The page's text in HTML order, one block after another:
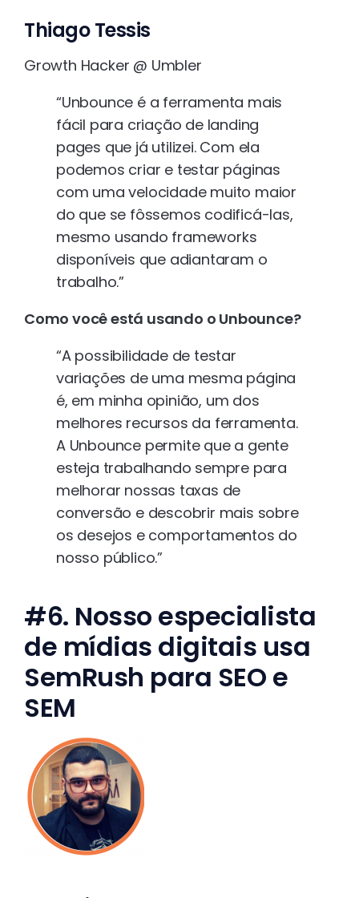
Thiago Tessis
Growth Hacker @ Umbler
“Unbounce é a ferramenta mais
fácil para criação de landing
pages que já utilizei. Com ela
podemos criar e testar páginas
com uma velocidade muito maior
do que se fôssemos codificá-las,
mesmo usando frameworks
disponíveis que adiantaram o
trabalho.”
Como você está usando o Unbounce?
“A possibilidade de testar
variações de uma mesma página
é, em minha opinião, um dos
melhores recursos da ferramenta.
A Unbounce permite que a gente
esteja trabalhando sempre para
melhorar nossas taxas de
conversão e descobrir mais sobre
os desejos e comportamentos do
nosso público.”
#6. Nosso especialista
de mídias digitais usa
SemRush para SEO e
SEM